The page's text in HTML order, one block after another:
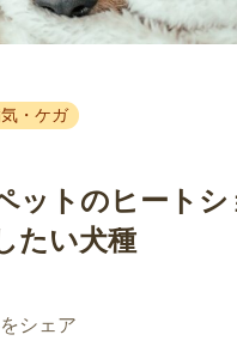
・ケガ
ットのヒートシ
たい犬種
シェア